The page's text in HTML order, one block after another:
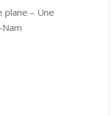
plane – Une